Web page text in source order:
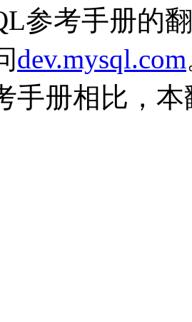
参考手册的
dev.mysql.com
手册相比，